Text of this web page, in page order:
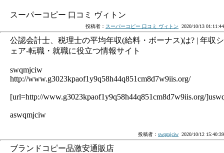
スーパーコピー 口コミ ヴィトン
投稿者： スーパーコピー 口コミ ヴィトン 2020/10/13 01:11:44
公認会計士、税理士の平均年収(給料・ボーナス)は? | 年収シ
ェア-転職・就職に役立つ情報サイト
swqmjciw
http://www.g3023kpaof1y9q58h44q851cm8d7w9iis.org/
[url=http://www.g3023kpaof1y9q58h44q851cm8d7w9iis.org/
aswqmjciw
投稿者： swqmjciw 2020/10/12 15:40:39
ブランドコピー品激安通販店